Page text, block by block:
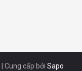
| Cung cấp bởi Sapo